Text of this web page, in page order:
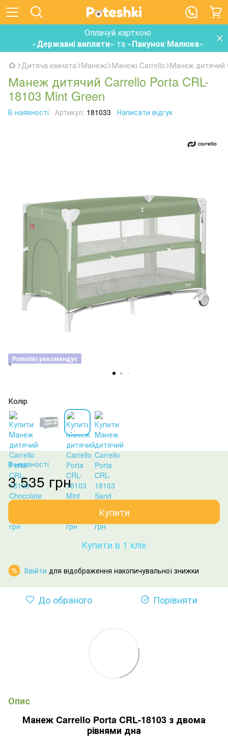
Оплачуй карткою
«Державні виплати» та «Пакунок Малюка»
Дитяча кімната Манежі Манежі Carrello Манеж дитячий
Манеж дитячий Carrello Porta CRL-
18103 Mint Green
В наявності Артикул: 181033 Написати відгук
Poteshki рекомендує
Колір
В наявності
3 535 грн
Купити
Купити в 1 клік
% Ввійти для відображення накопичувальної знижки
До обраного Порівняти
Опис
Манеж Carrello Porta CRL-18103 з двома
рівнями дна